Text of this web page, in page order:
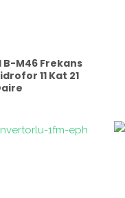
B-M46 Frekans
11 Kat 21